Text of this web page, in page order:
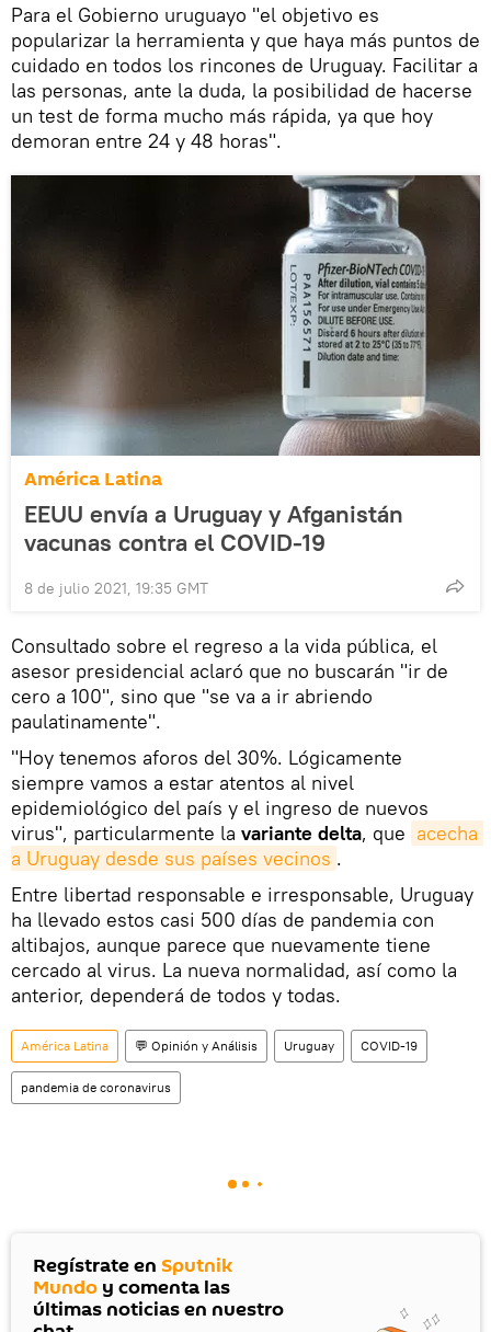
Para el Gobierno uruguayo "el objetivo es
popularizar la herramienta y que haya más puntos de
cuidado en todos los rincones de Uruguay. Facilitar a
las personas, ante la duda, la posibilidad de hacerse
un test de forma mucho más rápida, ya que hoy
demoran entre 24 y 48 horas".
América Latina
EEUU envía a Uruguay y Afganistán
vacunas contra el COVID-19
8 de julio 2021, 19:35 GMT
Consultado sobre el regreso a la vida pública, el
asesor presidencial aclaró que no buscarán "ir de
cero a 100", sino que "se va a ir abriendo
paulatinamente".
"Hoy tenemos aforos del 30%. Lógicamente
siempre vamos a estar atentos al nivel
epidemiológico del país y el ingreso de nuevos
virus", particularmente la variante delta, que acecha
a Uruguay desde sus países vecinos .
Entre libertad responsable e irresponsable, Uruguay
ha llevado estos casi 500 días de pandemia con
altibajos, aunque parece que nuevamente tiene
cercado al virus. La nueva normalidad, así como la
anterior, dependerá de todos y todas.
América Latina 💬 Opinión y Análisis Uruguay COVID-19
pandemia de coronavirus
Regístrate en Sputnik
Mundo y comenta las
últimas noticias en nuestro